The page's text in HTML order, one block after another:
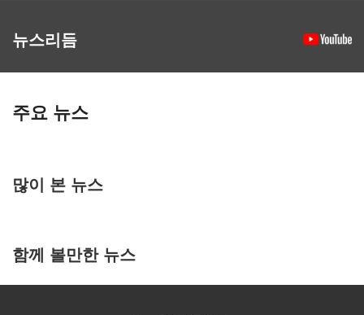
뉴스리듬
주요 뉴스
많이 본 뉴스
함께 볼만한 뉴스